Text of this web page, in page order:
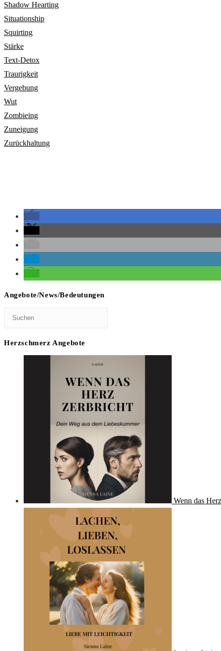
Shadow Hearting
Situationship
Squirting
Stärke
Text-Detox
Traurigkeit
Vergebung
Wut
Zombieing
Zuneigung
Zurückhaltung
Angebote/News/Bedeutungen
Herzschmerz Angebote
Wenn das